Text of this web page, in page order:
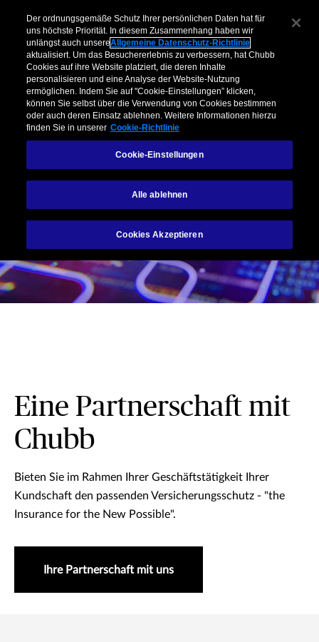
Eine Partnerschaft mit
Chubb
Bieten Sie im Rahmen Ihrer Geschäftstätigkeit Ihrer
Kundschaft den passenden Versicherungsschutz - "the
Insurance for the New Possible".
Ihre Partnerschaft mit uns
Der ordnungsgemäße Schutz Ihrer persönlichen Daten hat für
uns höchste Priorität. In diesem Zusammenhang haben wir
unlängst auch unsereAllgemeine Datenschutz-Richtlinie
aktualisiert. Um das Besuchererlebnis zu verbessern, hat Chubb
Cookies auf ihre Website platziert, die deren Inhalte
personalisieren und eine Analyse der Website-Nutzung
ermöglichen. Indem Sie auf "Cookie-Einstellungen” klicken,
können Sie selbst über die Verwendung von Cookies bestimmen
oder auch deren Einsatz ablehnen. Weitere Informationen hierzu
finden Sie in unserer Cookie-Richtlinie
Cookie-Einstellungen
Alle ablehnen
Cookies Akzeptieren